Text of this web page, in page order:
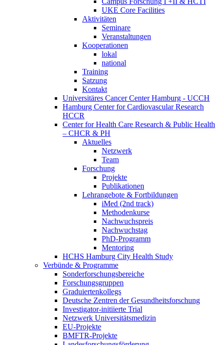
UKE Core Facilities
Aktivitäten
Seminare
Veranstaltungen
Kooperationen
lokal
national
Training
Satzung
Kontakt
Universitäres Cancer Center Hamburg - UCCH
Hamburg Center for Cardiovascular Research
HCCR
Center for Health Care Research & Public Health
– CHCR & PH
Aktuelles
Netzwerk
Team
Forschung
Projekte
Publikationen
Lehrangebote & Fortbildungen
iMed (2nd track)
Methodenkurse
Nachwuchspreis
Nachwuchstag
PhD-Programm
Mentoring
HCHS Hamburg City Health Study
Verbünde & Programme
Sonderforschungsbereiche
Forschungsgruppen
Graduiertenkollegs
Deutsche Zentren der Gesundheitsforschung
Investigator-initiierte Trial
Netzwerk Universitätsmedizin
EU-Projekte
BMFTR-Projekte